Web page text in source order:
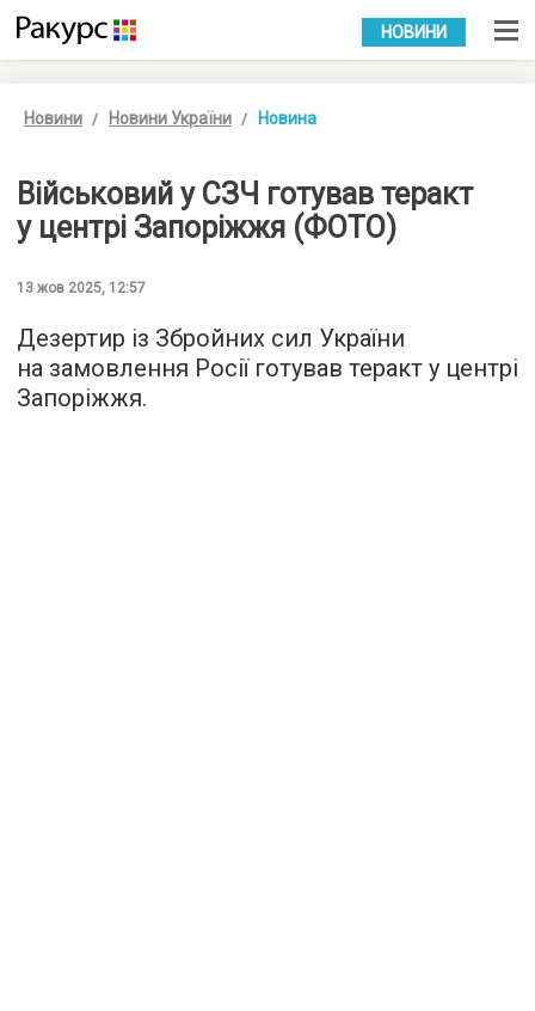
УКР РУС
НОВИНИ
Новини Новини України Новина
Військовий у СЗЧ готував теракт
у центрі Запоріжжя (ФОТО)
13 жов 2025, 12:57
Дезертир із Збройних сил України
на замовлення Росії готував теракт у центрі
Запоріжжя.